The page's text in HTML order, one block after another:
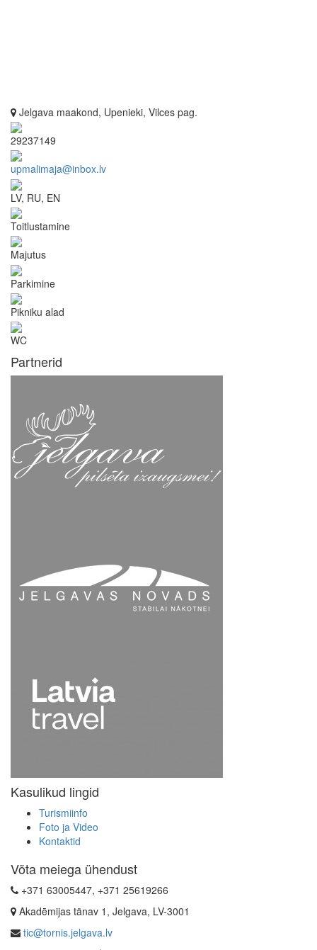
Jelgava maakond, Upenieki, Vilces pag.
29237149
upmalimaja@inbox.lv
LV, RU, EN
Toitlustamine
Majutus
Parkimine
Pikniku alad
WC
Partnerid
Kasulikud lingid
Turismiinfo
Foto ja Video
Kontaktid
Võta meiega ühendust
+371 63005447, +371 25619266
Akadēmijas tänav 1, Jelgava, LV-3001
tic@tornis.jelgava.lv